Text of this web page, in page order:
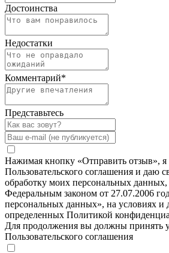
Достоинства
Недостатки
Комментарий*
Представьтесь
Нажимая кнопку «Отправить отзыв»,
Пользовательского соглашения и даю
обработку моих персональных данных,
Федеральным законом от 27.07.2006
персональных данных», на условиях и
определенных Политикой
Для продолжения вы должны принять
Пользовательского соглашения